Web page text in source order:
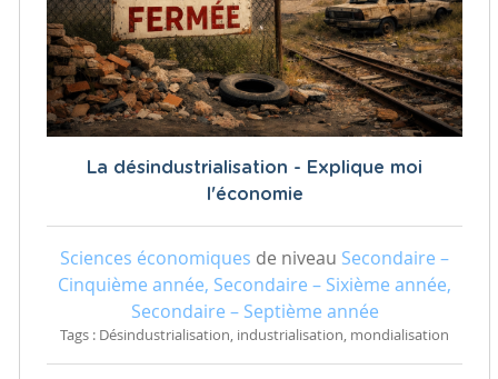
La désindustrialisation - Explique moi
l'économie
Sciences économiques de niveau Secondaire –
Cinquième année, Secondaire – Sixième année,
Secondaire – Septième année
Tags : Désindustrialisation, industrialisation, mondialisation